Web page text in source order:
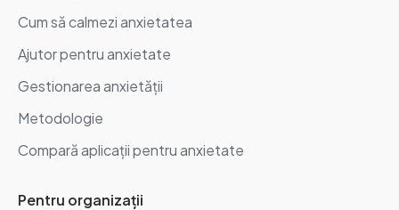
Cum să calmezi anxietatea
Ajutor pentru anxietate
Gestionarea anxietății
Metodologie
Compară aplicații pentru anxietate
Pentru organizații